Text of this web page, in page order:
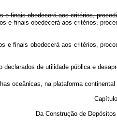
finais obedecerá aos critérios,
e finais obedecerá aos critérios,
e finais obedecerá aos critérios,
de utilidade pública e
oceânicas, na plataforma continental
Da Construção de